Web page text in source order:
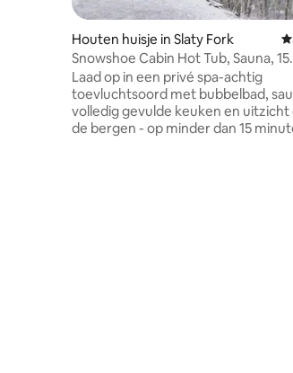
Houten huisje in Slaty Fork
Snowshoe Cabin Hot Tub, Sauna, 15
minuten naar skiliften
Laad op in een privé spa-achtig
toevluchtsoord met bubbelbad,
volledig gevulde keuken en uitzicht
de bergen - op minder dan 15
voor gezinnen, koppels of groepen